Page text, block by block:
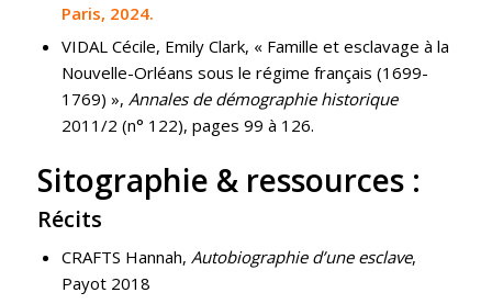
Paris, 2024.
VIDAL Cécile, Emily Clark, « Famille et esclavage à la
Nouvelle-Orléans sous le régime français (1699-
1769) », Annales de démographie historique
2011/2 (n° 122), pages 99 à 126.
Sitographie & ressources :
Récits
CRAFTS Hannah, Autobiographie d’une esclave,
Payot 2018